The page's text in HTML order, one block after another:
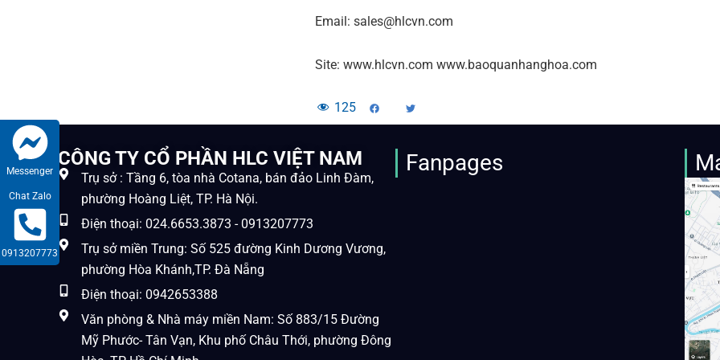
Email: sales@hlcvn.com
Site: www.hlcvn.com www.baoquanhanghoa.com
125
CÔNG TY CỔ PHẦN HLC VIỆT NAM
Trụ sở : Tầng 6, tòa nhà Cotana, bán đảo Linh Đàm,
phường Hoàng Liệt, TP. Hà Nội.
Điện thoại: 024.6653.3873 - 0913207773
Trụ sở miền Trung: Số 525 đường Kinh Dương Vương,
phường Hòa Khánh,TP. Đà Nẵng
Điện thoại: 0942653388
Văn phòng & Nhà máy miền Nam: Số 883/15 Đường
Mỹ Phước- Tân Vạn, Khu phố Châu Thới, phường Đông
Fanpages
Messenger
Chat Zalo
0913207773